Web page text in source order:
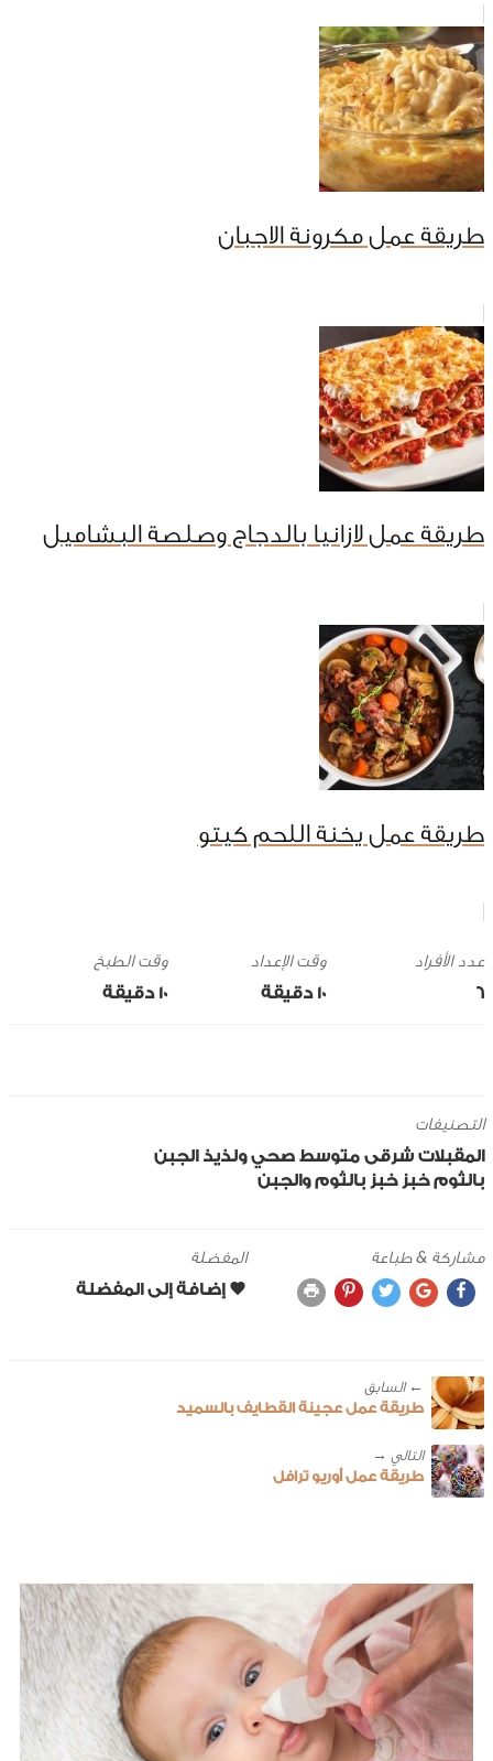
طريقة عمل مكرونة الاجبان
طريقة عمل لازانيا بالدجاج وصلصة البشاميل
طريقة عمل يخنة اللحم كيتو
6
وقت الإعداد
10 ‎دقيقة
وقت الطبخ
10 ‎دقيقة
التصنيفات
المقبلات شرقى متوسط صحي ولذيذ الجبن
بالثوم خبز خبز بالثوم والجبن
مشاركة & طباعة المفضلة
← ‎السابق
طريقة عمل عجينة القطايف بالسميد
طريقة عمل أوريو ترافل